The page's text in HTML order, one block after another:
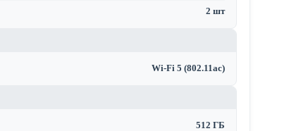
2 шт
Wi-Fi 5 (802.11ac)
512 ГБ